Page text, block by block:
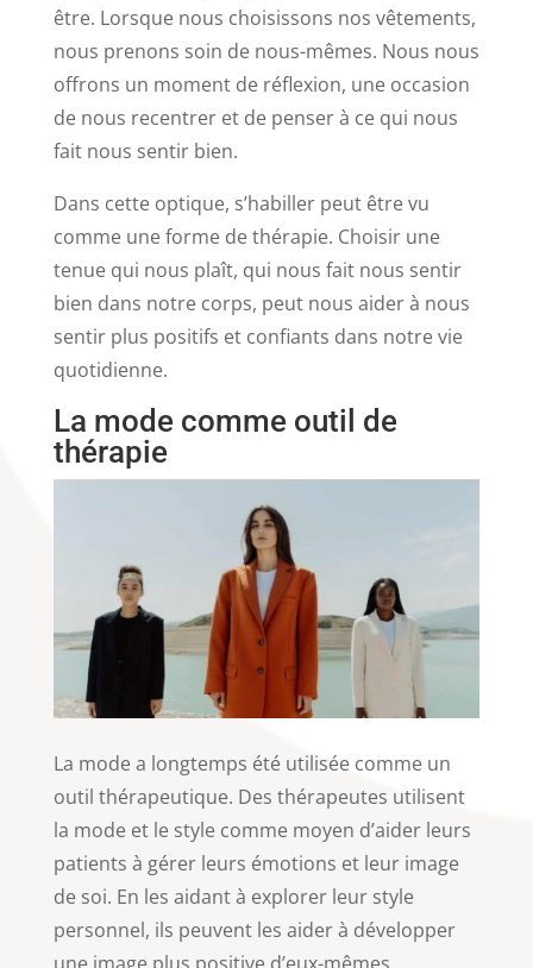
être. Lorsque nous choisissons nos vêtements,
nous prenons soin de nous-mêmes. Nous nous
offrons un moment de réflexion, une occasion
de nous recentrer et de penser à ce qui nous
fait nous sentir bien.
Dans cette optique, s’habiller peut être vu
comme une forme de thérapie. Choisir une
tenue qui nous plaît, qui nous fait nous sentir
bien dans notre corps, peut nous aider à nous
sentir plus positifs et confiants dans notre vie
quotidienne.
La mode comme outil de
thérapie
La mode a longtemps été utilisée comme un
outil thérapeutique. Des thérapeutes utilisent
la mode et le style comme moyen d’aider leurs
patients à gérer leurs émotions et leur image
de soi. En les aidant à explorer leur style
personnel, ils peuvent les aider à développer